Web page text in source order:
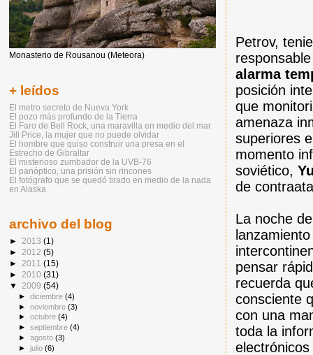
Petrov,
alarma
posición
que
amenaza
superiores
momento
soviético,
de
La noche
pensar
recuerda
consciente
con una
toda la
Monasterio de Rousanou (Meteora)
+ leídos
El metro secreto de Nueva York
El pozo más profundo de la Tierra
El Faro de Bell Rock, una maravilla en medio del mar
Jill Price, la mujer que no puede olvidar
El hombre que quiso construir una presa en el
Estrecho de Gibraltar
El misterioso zumbador de la UVB-76
El panóptico, una prisión sin rincones
El fotógrafo que se quedó tirado en medio de la nada
en Alaska
archivo del blog
► 2013 (1)
► 2012 (5)
► 2011 (15)
► 2010 (31)
▼ 2009 (54)
►diciembre(4)
► noviembre(3)
►octubre(4)
►septiembre(4)
►agosto(3)
►julio(6)